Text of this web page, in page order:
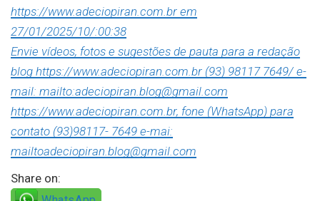
https://www.adeciopiran.com.br em
27/01/2025/10/:00:38
Envie vídeos, fotos e sugestões de pauta para a redação
blog https://www.adeciopiran.com.br (93) 98117 7649/ e-
mail: mailto:adeciopiran.blog@gmail.com
https://www.adeciopiran.com.br, fone (WhatsApp) para
contato (93)98117- 7649 e-mai:
mailtoadeciopiran.blog@gmail.com
Share on: